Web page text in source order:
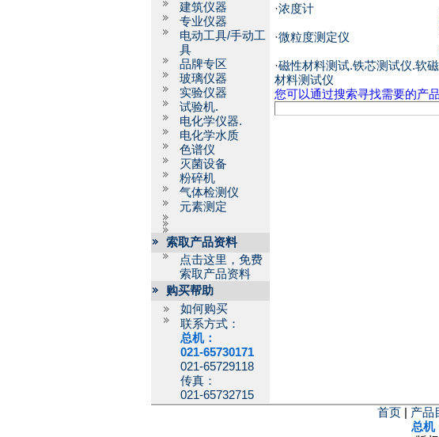
建筑仪器
专业仪器
电动工具/手动工
具
品牌专区
玻璃仪器
实验仪器
试验机.
电化学仪器.
电化学水质
色谱仪
灭菌设备
粉碎机
气体检测仪
元素测定
索取产品资料
点击这里，免费
索取产品资料
购买帮助
如何购买
联系方式：
总机：
021-65730171
021-65729118
传真：
021-65732715
·浓度计
·微粒度测定仪
·磁性材料测试.铁芯测试仪.软磁
材料测试仪
您可以通过搜索寻找需要的产品
首页 产品
总机